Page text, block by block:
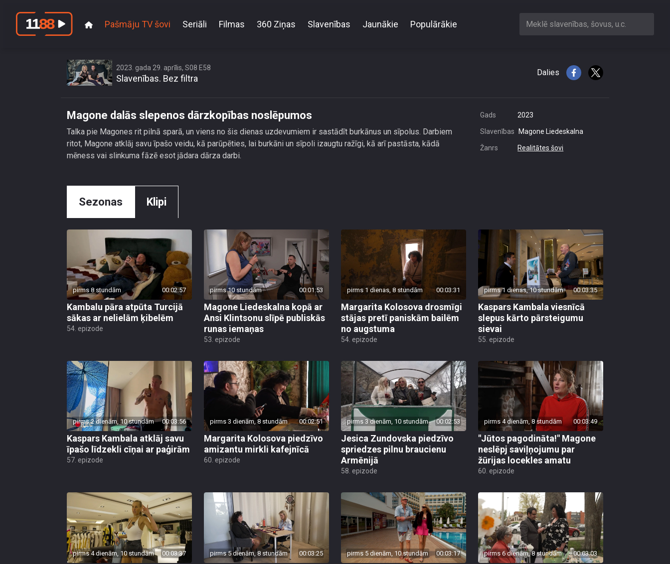
Pašmāju TV šovi Seriāli Filmas 360 Ziņas Slavenības Jaunākie Populārākie Meklē slavenības, šovus, u.c.
2023. gada 29. aprīlis, S08 E58
Slavenības. Bez filtra
Dalies
Magone dalās slepenos dārzkopības noslēpumos
Talka pie Magones rit pilnā sparā, un viens no šis dienas uzdevumiem ir sastādīt burkānus un sīpolus. Darbiem
ritot, Magone atklāj savu īpašo veidu, kā parūpēties, lai burkāni un sīpoli izaugtu ražīgi, kā arī pastāsta, kādā
mēness vai slinkuma fāzē esot jādara dārza darbi.
Gads 2023
Slavenības Magone Liedeskalna
Žanrs Realitātes šovi
Sezonas Klipi
pirms 8 stundām 00:02:57
Kambalu pāra atpūta Turcijā
sākas ar nelielām ķibelēm
54. epizode
pirms 10 stundām 00:01:53
Magone Liedeskalna kopā ar
Ansi Klintsonu slīpē publiskās
runas iemaņas
53. epizode
pirms 1 dienas, 8 stundām 00:03:31
Margarita Kolosova drosmīgi
stājas pretī paniskām bailēm
no augstuma
54. epizode
pirms 1 dienas, 10 stundām 00:03:35
Kaspars Kambala viesnīcā
slepus kārto pārsteigumu
sievai
55. epizode
pirms 2 dienām, 10 stundām 00:03:56
Kaspars Kambala atklāj savu
īpašo līdzekli cīņai ar paģirām
57. epizode
pirms 3 dienām, 8 stundām 00:02:51
Margarita Kolosova piedzīvo
amizantu mirkli kafejnīcā
60. epizode
pirms 3 dienām, 10 stundām 00:02:53
Jesica Zundovska piedzīvo
spriedzes pilnu braucienu
Armēnijā
58. epizode
pirms 4 dienām, 8 stundām 00:03:49
"Jūtos pagodināta!" Magone
neslēpj saviļņojumu par
žūrijas locekles amatu
60. epizode
pirms 4 dienām, 10 stundām 00:03:37 pirms 5 dienām, 8 stundām 00:03:25 pirms 5 dienām, 10 stundām 00:03:17 pirms 6 dienām, 8 stundām 00:03:03